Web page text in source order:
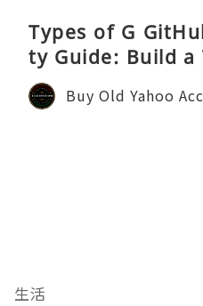
Types of G
ty Guide: Build
nd Protect Your
ts
Buy Old Yahoo
生活